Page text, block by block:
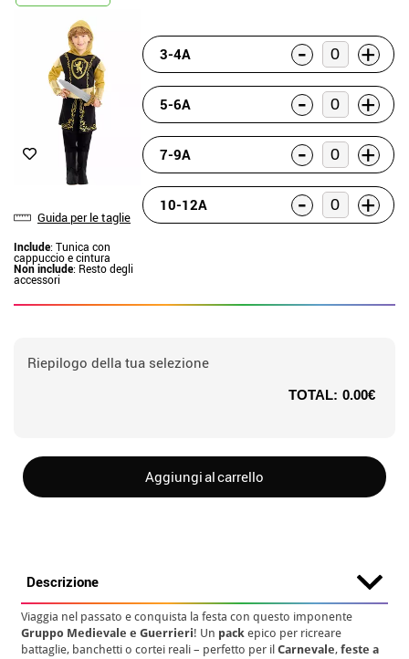
Guida per le taglie
Include: Tunica con
cappuccio e cintura
Non include: Resto degli
accessori
3-4A - +
5-6A - +
7-9A - +
10-12A - +
Riepilogo della tua selezione
TOTAL: 0.00€
Aggiungi al carrello
Descrizione
Viaggia nel passato e conquista la festa con questo imponente
Gruppo Medievale e Guerrieri! Un pack epico per ricreare
battaglie, banchetti o cortei reali – perfetto per ilCarnevale,feste a